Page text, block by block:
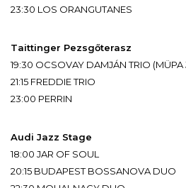
23:30 LOS ORANGUTANES
Taittinger Pezsgőterasz
19:30 OCSOVAY DAMJÁN TRIO
21:15 FREDDIE TRIO
23:00 PERRIN
Audi Jazz Stage
18:00 JAR OF SOUL
20:15 BUDAPEST BOSSANOVA DUO